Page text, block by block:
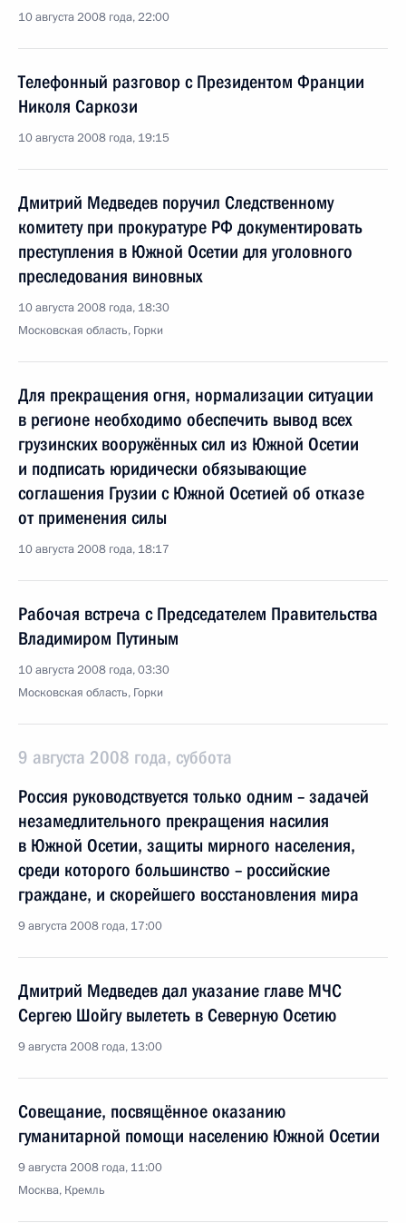
10 августа 2008 года, 22:00
Телефонный разговор с Президентом Франции
Николя Саркози
10 августа 2008 года, 19:15
Дмитрий Медведев поручил Следственному
комитету при прокуратуре РФ документировать
преступления в Южной Осетии для уголовного
преследования виновных
10 августа 2008 года, 18:30
Московская область, Горки
Для прекращения огня, нормализации ситуации
в регионе необходимо обеспечить вывод всех
грузинских вооружённых сил из Южной Осетии
и подписать юридически обязывающие
соглашения Грузии с Южной Осетией об отказе
от применения силы
10 августа 2008 года, 18:17
Рабочая встреча с Председателем Правительства
Владимиром Путиным
10 августа 2008 года, 03:30
Московская область, Горки
9 августа 2008 года, суббота
Россия руководствуется только одним – задачей
незамедлительного прекращения насилия
в Южной Осетии, защиты мирного населения,
среди которого большинство – российские
граждане, и скорейшего восстановления мира
9 августа 2008 года, 17:00
Дмитрий Медведев дал указание главе МЧС
Сергею Шойгу вылететь в Северную Осетию
9 августа 2008 года, 13:00
Совещание, посвящённое оказанию
гуманитарной помощи населению Южной Осетии
9 августа 2008 года, 11:00
Москва, Кремль